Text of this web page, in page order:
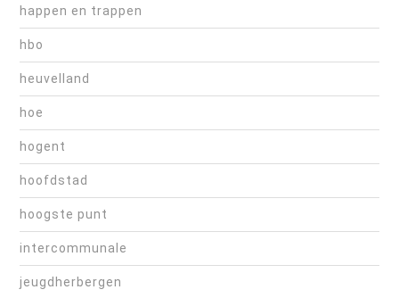
happen en trappen
hbo
heuvelland
hoe
hogent
hoofdstad
hoogste punt
intercommunale
jeugdherbergen